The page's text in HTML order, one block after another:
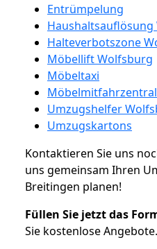
Entrümpelung
Halteverbotszone
Möbellift Wolfsburg
Möbeltaxi
Umzugshelfer
Umzugskartons
Kontaktieren Sie uns
uns gemeinsam Ihren
Breitingen planen!
Füllen Sie jetzt das
Sie kostenlose Angebote.